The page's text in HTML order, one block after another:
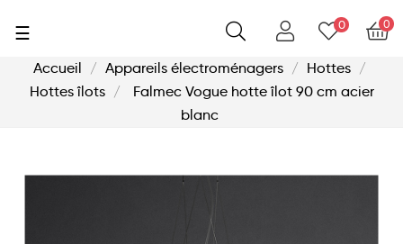
0
0
Basculer
navigation
☰
Accueil Appareils électroménagers
Hottes
Hottes îlots
Falmec Vogue hotte îlot 90 cm acier
blanc